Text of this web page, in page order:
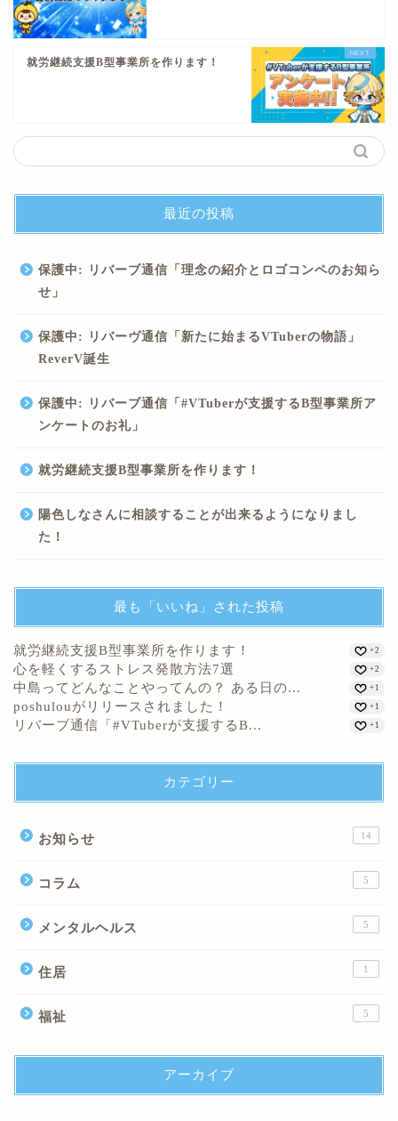
就労継続支援B型事業所を作ります！
最近の投稿
保護中: リバーブ通信「理念の紹介とロゴコンペのお知ら
せ」
保護中: リバーヴ通信「新たに始まるVTuberの物語」
ReverV誕生
保護中: リバーブ通信「#VTuberが支援するB型事業所ア
ンケートのお礼」
就労継続支援B型事業所を作ります！
陽色しなさんに相談することが出来るようになりまし
た！
最も「いいね」された投稿
就労継続支援B型事業所を作ります！ +2
心を軽くするストレス発散方法7選 +2
中島ってどんなことやってんの？ ある日の... +1
poshulouがリリースされました！ +1
リバーブ通信「#VTuberが支援するB... +1
カテゴリー
お知らせ 14
コラム 5
メンタルヘルス 5
住居 1
福祉 5
アーカイブ